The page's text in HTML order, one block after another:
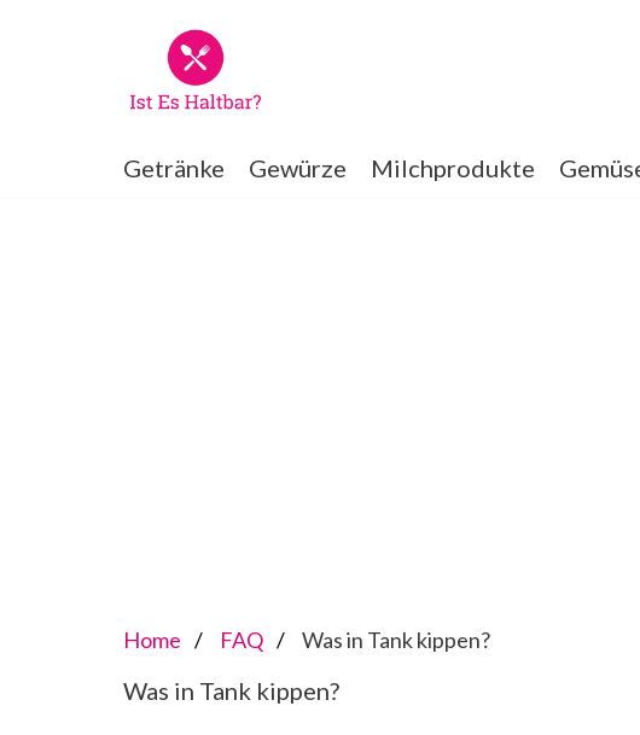
Getränke Gewürze Milchprodukte
Home FAQ Was in Tank kippen?
Was in Tank kippen?